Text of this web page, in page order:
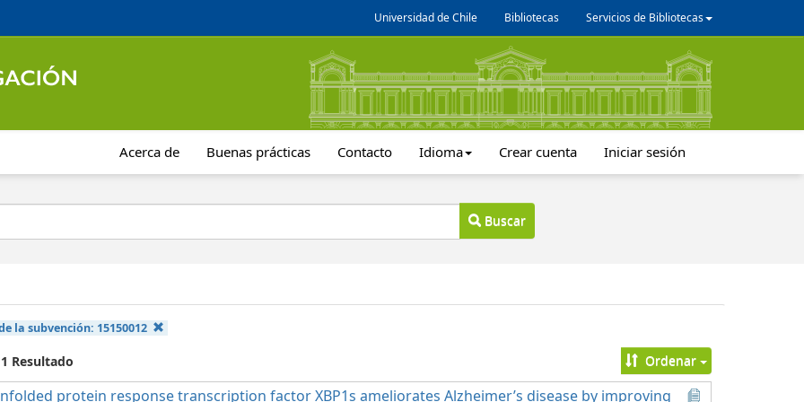
Universidad de Chile Bibliotecas Servicios de Bibliotecas
Acerca de Buenas prácticas Contacto Idioma Crear cuenta Iniciar sesión
Buscar
la subvención: 15150012
Resultado Ordenar
protein response transcription factor XBP1s ameliorates Alzheimer’s disease by improving